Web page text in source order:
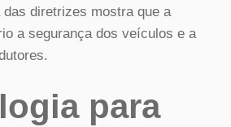
diretrizes mostra que a
a segurança dos veículos e a
para